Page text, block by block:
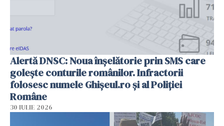
Alertă DNSC: Noua înșelătorie prin SMS care
golește conturile românilor. Infractorii
folosesc numele Ghișeul.ro și al Poliției
Române
30 IULIE 2026